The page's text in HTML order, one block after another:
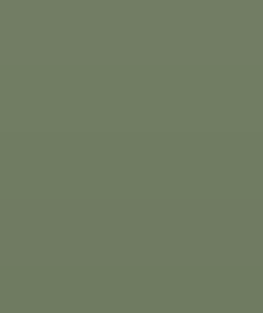
"Кадры в АПК"